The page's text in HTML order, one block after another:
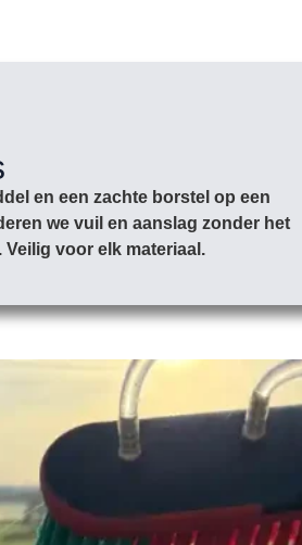
en een zachte borstel op een
we vuil en aanslag zonder het
voor elk materiaal.